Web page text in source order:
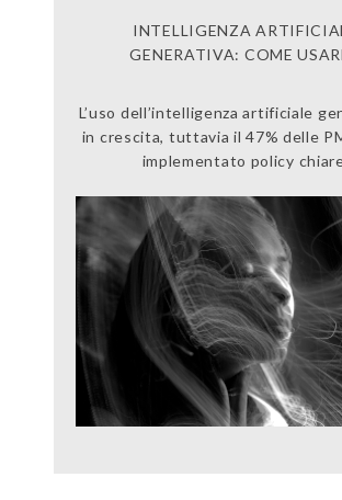
INTELLIGENZA
GENERATIVA: COME
L’uso dell’intelligenza artificiale
in crescita, tuttavia il 47% delle
implementato policy